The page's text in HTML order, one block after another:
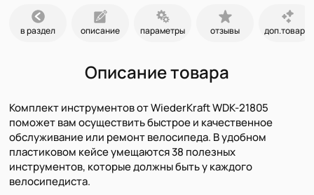
в раздел описание параметры отзывы доп.товары
Описание товара
Комплект инструментов от WiederKraft WDK-21805
поможет вам осуществить быстрое и качественное
обслуживание или ремонт велосипеда. В удобном
пластиковом кейсе умещаются 38 полезных
инструментов, которые должны быть у каждого
велосипедиста.